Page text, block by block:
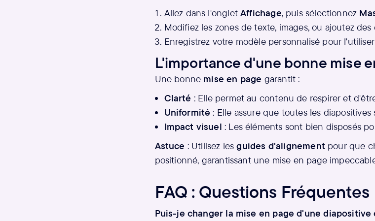
Allez dans l'ongletAffichage, puis sélectionnez
Modifiez les zones de texte, images, ou ajoutez
Enregistrez votre modèle personnalisé pour
L'importance d'une bonne mise
Une bonne mise en page garantit :
Clarté : Elle permet au contenu de respirer et
Uniformité : Elle assure que toutes les
Impact visuel : Les éléments sont bien disposés
Astuce : Utilisez lesguides d'alignement pour que
positionné, garantissant une mise en page
FAQ : Questions Fréquentes
Puis-je changer la mise en page d'une diapositive